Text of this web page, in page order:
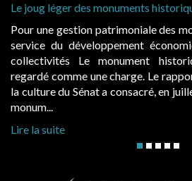
historiques
des monuments historiques au
économique et touristique des
historique a longtemps été
Le rapport que la commission de
en juillet 2026, à la gestion des